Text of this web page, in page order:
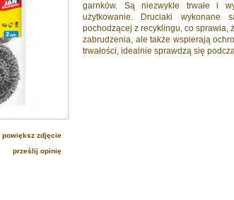
powiększ zdjęcie
prześlij opinię
garnków. Są niezwykle trwałe i
użytkowanie. Druciaki
pochodzącej z recyklingu, co sprawia,
zabrudzenia, ale także wspierają
trwałości, idealnie sprawdzą się